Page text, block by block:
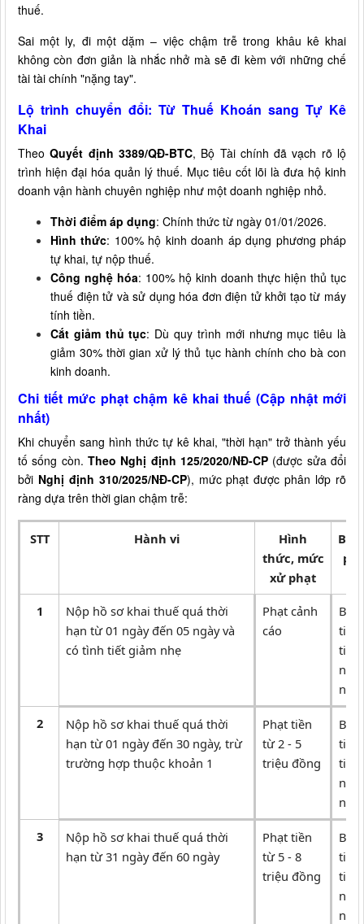
thuế.
Sai một ly, đi một dặm – việc chậm trễ trong khâu kê khai
không còn đơn giản là nhắc nhở mà sẽ đi kèm với những chế
tài tài chính "nặng tay".
Lộ trình chuyển đổi: Từ Thuế Khoán sang Tự Kê
Khai
TheoQuyết định 3389/QĐ-BTC, Bộ Tài chính đã vạch rõ lộ
trình hiện đại hóa quản lý thuế. Mục tiêu cốt lõi là đưa hộ kinh
doanh vận hành chuyên nghiệp như một doanh nghiệp nhỏ.
Thời điểm áp dụng: Chính thức từ ngày 01/01/2026.
Hình thức: 100% hộ kinh doanh áp dụng phương pháp
tự khai, tự nộp thuế.
Công nghệ hóa: 100% hộ kinh doanh thực hiện thủ tục
thuế điện tử và sử dụng hóa đơn điện tử khởi tạo từ máy
tính tiền.
Cắt giảm thủ tục: Dù quy trình mới nhưng mục tiêu là
giảm 30% thời gian xử lý thủ tục hành chính cho bà con
kinh doanh.
Chi tiết mức phạt chậm kê khai thuế (Cập nhật mới
nhất)
Khi chuyển sang hình thức tự kê khai, "thời hạn" trở thành yếu
tố sống còn. Theo Nghị định 125/2020/NĐ-CP (được sửa đổi
bởi Nghị định 310/2025/NĐ-CP), mức phạt được phân lớp rõ
ràng dựa trên thời gian chậm trễ:
STT Hành vi
Hình
thức, mức
xử phạt
1
Nộp hồ sơ khai thuế quá thời
hạn từ 01 ngày đến 05 ngày và
có tình tiết giảm nhẹ
Phạt cảnh
cáo
tiền
tiền
2
Nộp hồ sơ khai thuế quá thời
hạn từ 01 ngày đến 30 ngày, trừ
trường hợp thuộc khoản 1
Phạt tiền
từ 2 - 5
triệu đồng
tiền
tiền
3
Nộp hồ sơ khai thuế quá thời
hạn từ 31 ngày đến 60 ngày
Phạt tiền
từ 5 - 8
triệu đồng
tiền
tiền